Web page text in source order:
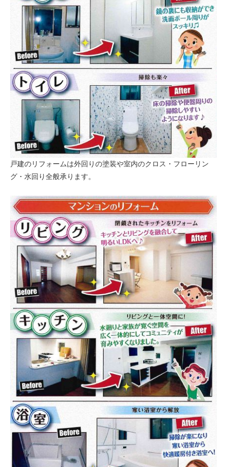
戸建のリフォームは外回りの塗装や室内のクロス・フローリン
グ・水回り全般承ります。